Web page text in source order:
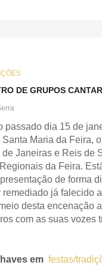
DE GRUPOS
passado dia 15 de
Santa Maria da Feira,
Janeiras e Reis de
da Feira.
de forma
remediado já falecido
desta encenação
com as suas vozes
em festas/